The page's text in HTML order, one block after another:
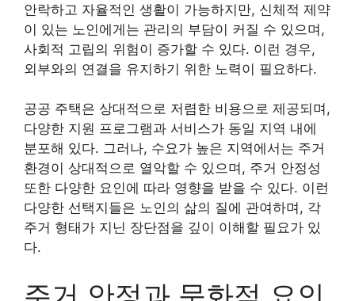
안락하고 자율적인 생활이 가능하지만, 신체적 제약
이 있는 노인에게는 관리의 부담이 커질 수 있으며,
사회적 고립의 위험이 증가할 수 있다. 이런 경우,
외부와의 연결을 유지하기 위한 노력이 필요하다.
공공 주택은 상대적으로 저렴한 비용으로 제공되며,
다양한 지원 프로그램과 서비스가 동일 지역 내에
분포해 있다. 그러나, 수요가 높은 지역에서는 주거
환경이 상대적으로 열악할 수 있으며, 주거 안정성
또한 다양한 요인에 따라 영향을 받을 수 있다. 이런
다양한 선택지들은 노인의 삶의 질에 관여하며, 각
주거 형태가 지닌 장단점을 깊이 이해할 필요가 있
다.
주거 안정과 문화적 요인